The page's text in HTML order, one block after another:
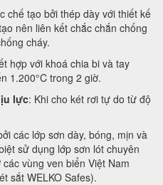
chế tạo bởi thép dày với thiết kế
nên liên kết chắc chắn chống
cháy.
hợp với khoá chia bi và tay
1.200°C trong 2 giờ.
lực: Khi cho két rơi tự do từ độ
các lớp sơn dày, bóng, mịn và
sử dụng lớp sơn lót chuyên
vùng ven biển Việt Nam
sắt WELKO Safes).